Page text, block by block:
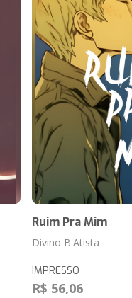
Ruim Pra Mim
Divino B'Atista
IMPRESSO
R$ 56,06